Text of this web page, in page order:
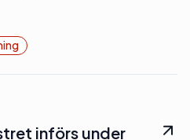
införs under